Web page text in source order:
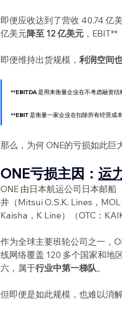
即便应收达到了营收 40.74 亿
亿美元降至 12 亿美元 ，
即便维持出货规模， 利润空间
**EBITDA 是用来衡量企业在不考虑融资结
**EBIT 是衡量一家企业在扣除所有经营成
那么，为何 ONE的亏损如此巨
ONE亏损主因： 运
ONE 由日本航运公司日本邮船
井（Mitsui O.S.K. Lines，
Kaisha，K Line）（OTC：
作为全球主要班轮公司之一，
线网络覆盖 120 多个国家和地
六，属于行业中第一梯队。
但即便是如此规模，也难以消